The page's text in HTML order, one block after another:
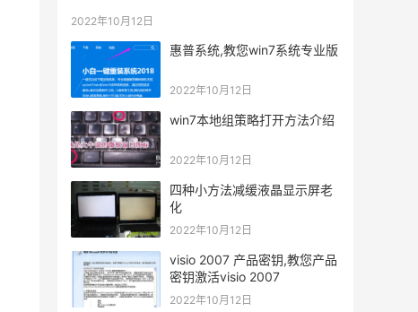
2022年10月12日
惠普系统,教您win7系统专业版
2022年10月12日
win7本地组策略打开方法介绍
2022年10月12日
四种小方法减缓液晶显示屏老
化
2022年10月12日
visio 2007 产品密钥,教您产品
密钥激活visio 2007
2022年10月12日